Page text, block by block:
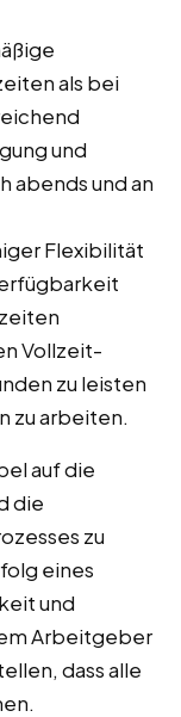
als bei
und
abends und an
Flexibilität
Vollzeit-
zu leisten
zu arbeiten.
auf die
die
zu
eines
und
Arbeitgeber
dass alle